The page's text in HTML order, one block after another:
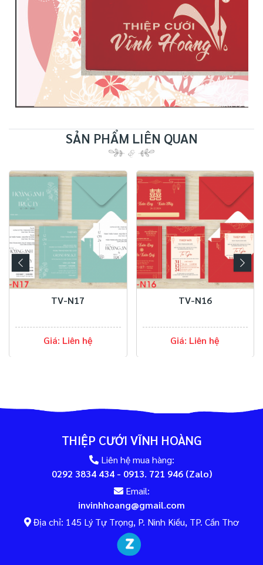
SẢN PHẨM LIÊN QUAN
TV-N16
Giá: Liên hệ
TV-N13
THIỆP CƯỚI VĨNH HOÀNG
Liên hệ mua hàng:
0292 3834 434 - 0913. 721 946 (Zalo)
Email:
invinhhoang@gmail.com
Địa chỉ: 145 Lý Tự Trọng, P. Ninh Kiều, TP. Cần Thơ